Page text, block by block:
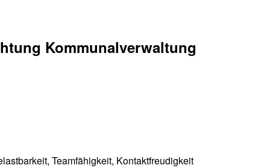
Kommunalverwaltung
Teamfähigkeit, Kontaktfreudigkeit